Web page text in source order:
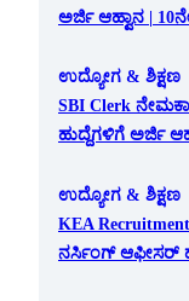
ಅರ್ಜಿ ಆಹ್ವಾನ |
ಉದ್ಯೋಗ & ಶಿಕ್ಷಣ
SBI Clerk
ಹುದ್ದೆಗಳಿಗೆ ಅರ್ಜಿ
ಉದ್ಯೋಗ & ಶಿಕ್ಷಣ
KEA
ನರ್ಸಿಂಗ್ ಆಫೀಸರ್